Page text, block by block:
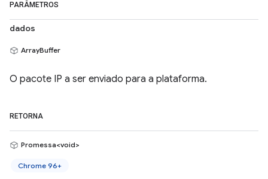
PARÂMETROS
dados
ArrayBuffer
O pacote IP a ser enviado para a plataforma.
RETORNA
Promessa<void>
Chrome 96+